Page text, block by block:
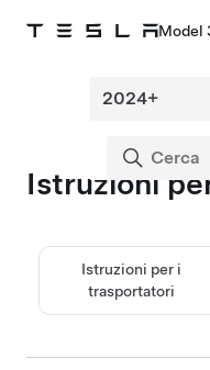
Model
Istruzioni
Istruzioni per i
trasportatori